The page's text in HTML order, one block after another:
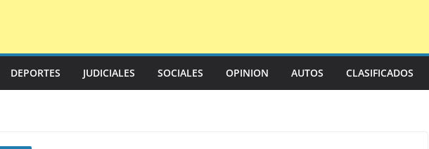
DEPORTES JUDICIALES SOCIALES OPINION AUTOS CLASIFICADOS